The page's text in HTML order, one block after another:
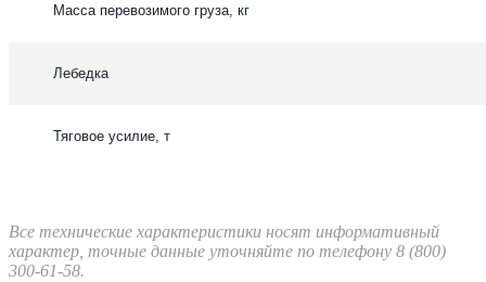
Масса перевозимого груза, кг
Лебедка
Тяговое усилие, т
Все технические характеристики носят информативный
характер, точные данные уточняйте по телефону 8 (800)
300-61-58.